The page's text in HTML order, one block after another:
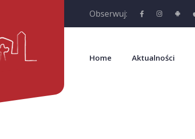
Obserwuj:
Home Aktualności